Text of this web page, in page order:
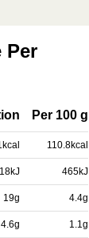
Per
Per 100 g
kcal 110.8kcal
kJ 465kJ
19g 4.4g
4.6g 1.1g